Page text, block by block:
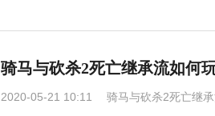
骑马与砍杀2死亡继承流如何
2020-05-21 10:11 骑马与砍杀2死亡继